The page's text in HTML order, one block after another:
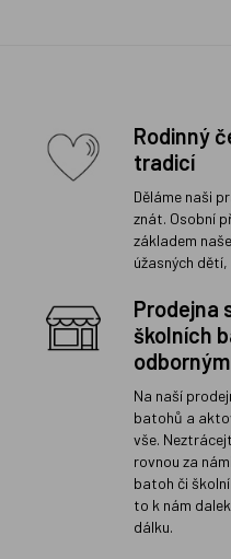
Rodinný
tradicí
Děláme naši
znát. Osobní
základem
úžasných
Prodejna
školních
Na naší
batohů a
vše.
rovnou za
batoh či
to k nám
dálku.